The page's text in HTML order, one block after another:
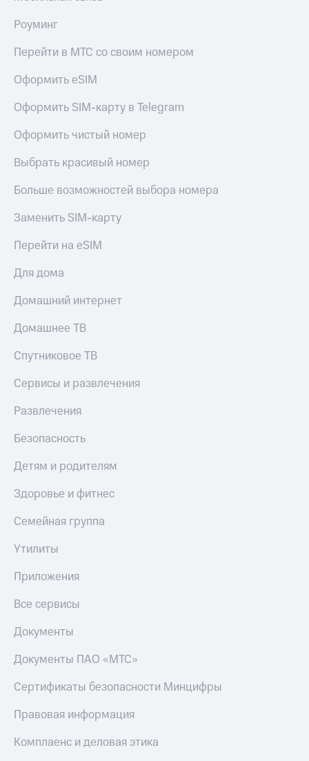
Роуминг
Перейти в МТС со своим номером
Оформить eSIM
Оформить SIM-карту в Telegram
Оформить чистый номер
Выбрать красивый номер
Больше возможностей выбора номера
Заменить SIM-карту
Перейти на eSIM
Для дома
Домашний интернет
Домашнее ТВ
Спутниковое ТВ
Сервисы и развлечения
Развлечения
Безопасность
Детям и родителям
Здоровье и фитнес
Семейная группа
Утилиты
Приложения
Все сервисы
Документы
Документы ПАО «МТС»
Сертификаты безопасности Минцифры
Правовая информация
Комплаенс и деловая этика